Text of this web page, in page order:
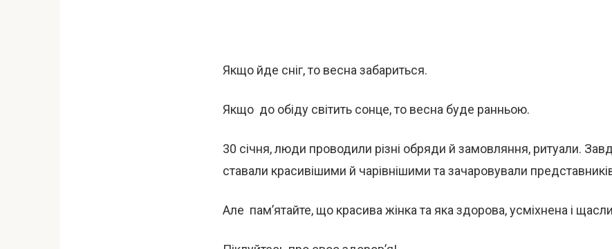
Якщо йде сніг, то весна забариться.
Якщо до обіду світить сонце, то весна буде ранньою.
30 січня, люди проводили різні обряди й замовляння, ритуали.
ставали красивішими й чарівнішими та зачаровували представників
Але пам’ятайте, що красива жінка та яка здорова, усміхнена і